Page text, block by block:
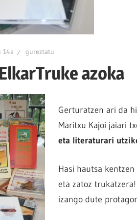
14a gureztatu
azoka
Gerturatzen ari da
Maritxu Kajoi jaiari
eta literaturari
Hasi hautsa
eta zatoz
izango dute